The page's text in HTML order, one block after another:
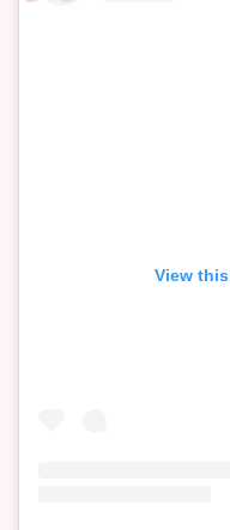
View